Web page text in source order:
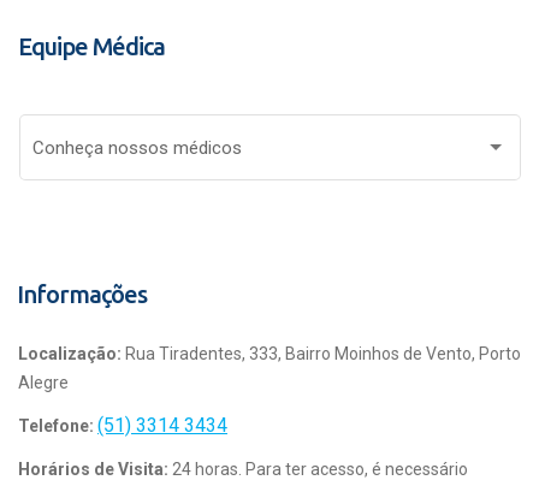
Equipe Médica
Conheça nossos médicos
Informações
Localização: Rua Tiradentes, 333, Bairro Moinhos de Vento, Porto
Alegre
Telefone: (51) 3314 3434
Horários de Visita: 24 horas. Para ter acesso, é necessário